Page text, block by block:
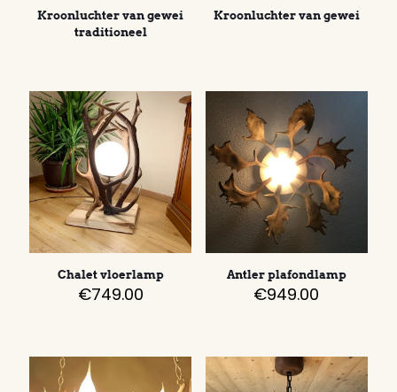
Kroonluchter van gewei
traditioneel
Kroonluchter van gewei
Chalet vloerlamp
€749.00
Antler plafondlamp
€949.00